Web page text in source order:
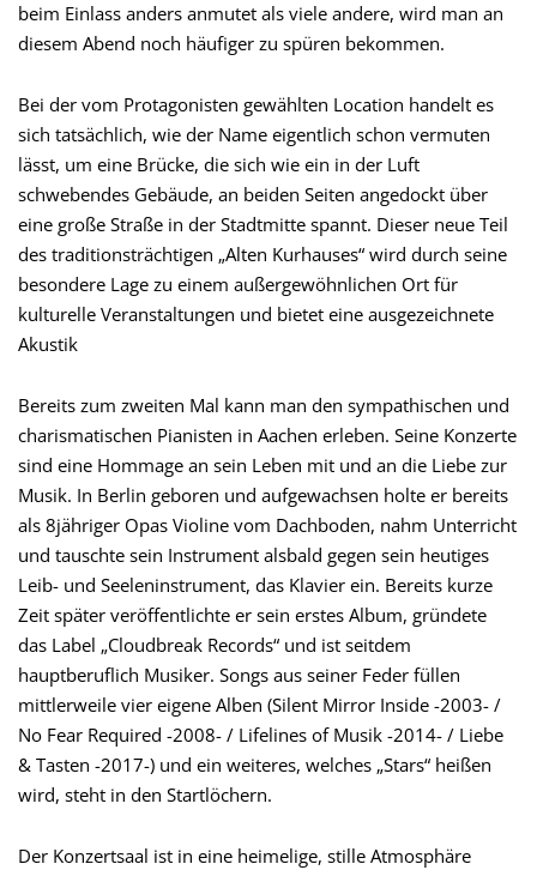
beim Einlass anders anmutet als viele andere, wird man an
diesem Abend noch häufiger zu spüren bekommen.
Bei der vom Protagonisten gewählten Location handelt es
sich tatsächlich, wie der Name eigentlich schon vermuten
lässt, um eine Brücke, die sich wie ein in der Luft
schwebendes Gebäude, an beiden Seiten angedockt über
eine große Straße in der Stadtmitte spannt. Dieser neue Teil
des traditionsträchtigen „Alten Kurhauses“ wird durch seine
besondere Lage zu einem außergewöhnlichen Ort für
kulturelle Veranstaltungen und bietet eine ausgezeichnete
Akustik
Bereits zum zweiten Mal kann man den sympathischen und
charismatischen Pianisten in Aachen erleben. Seine Konzerte
sind eine Hommage an sein Leben mit und an die Liebe zur
Musik. In Berlin geboren und aufgewachsen holte er bereits
als 8jähriger Opas Violine vom Dachboden, nahm Unterricht
und tauschte sein Instrument alsbald gegen sein heutiges
Leib- und Seeleninstrument, das Klavier ein. Bereits kurze
Zeit später veröffentlichte er sein erstes Album, gründete
das Label „Cloudbreak Records“ und ist seitdem
hauptberuflich Musiker. Songs aus seiner Feder füllen
mittlerweile vier eigene Alben (Silent Mirror Inside -2003- /
No Fear Required -2008- / Lifelines of Musik -2014- / Liebe
& Tasten -2017-) und ein weiteres, welches „Stars“ heißen
wird, steht in den Startlöchern.
Der Konzertsaal ist in eine heimelige, stille Atmosphäre